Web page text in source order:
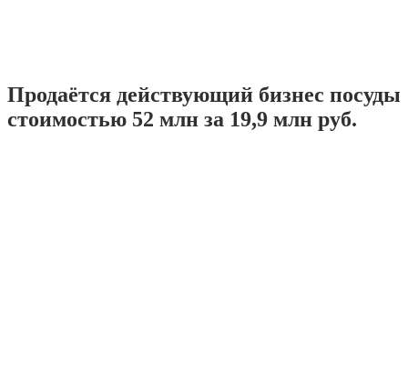
Продаётся действующий бизнес посуды
стоимостью 52 млн за 19,9 млн руб.